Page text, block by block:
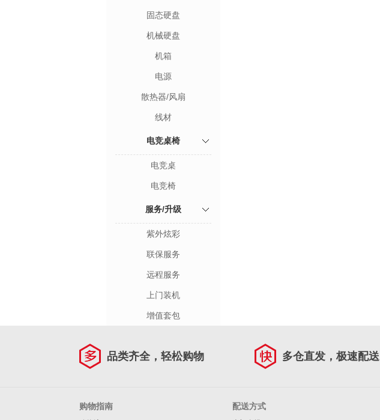
固态硬盘
机械硬盘
机箱
电源
散热器/风扇
线材
电竞桌椅
电竞桌
电竞椅
服务/升级
紫外炫彩
联保服务
远程服务
上门装机
增值套包
品类齐全，轻松购物 多仓直发，极速配送
购物指南 配送方式